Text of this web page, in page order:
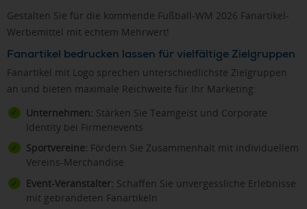
Gestalten Sie für die kommende Fußball-WM 2026 Fanartikel-
Werbemittel mit echtem Mehrwert!
Fanartikel bedrucken lassen für vielfältige Zielgruppen
Fanartikel mit Logo sprechen unterschiedlichste Zielgruppen
an und bieten maximale Reichweite für Ihr Marketing:
Unternehmen: Stärken Sie Teamgeist und Corporate
Identity bei Firmenevents
Sportvereine: Fördern Sie Zusammenhalt mit individuellem
Vereins-Merchandise
Event-Veranstalter: Schaffen Sie unvergessliche Erlebnisse
mit gebrandeten Fanartikeln